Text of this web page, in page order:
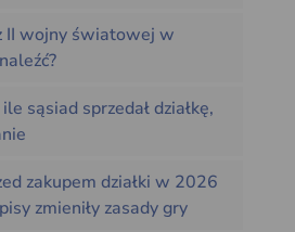
II wojny światowej w
sąsiad sprzedał działkę,
zakupem działki w 2026
zmieniły zasady gry